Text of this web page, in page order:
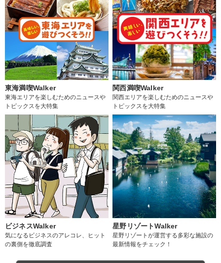
東海満喫Walker
東海エリアを楽しむためのニュースや
トピックスを大特集
関西満喫Walker
関西エリアを楽しむためのニュースや
トピックスを大特集
ビジネスWalker
気になるビジネスのアレコレ、ヒット
の裏側を徹底調査
星野リゾートWalker
星野リゾートが運営する多彩な施設の
最新情報をチェック！